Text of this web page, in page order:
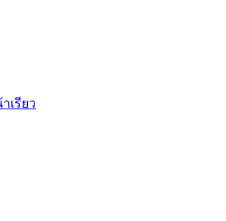
เรียว